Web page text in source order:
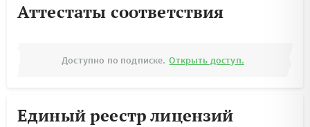
Аттестаты соответствия
Доступно по подписке. Открыть доступ.
Единый реестр лицензий